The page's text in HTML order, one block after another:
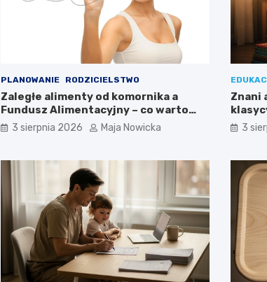
PLANOWANIE RODZICIELSTWO
Zaległe alimenty od komornika a
Fundusz Alimentacyjny – co warto
wiedzieć?
3 sierpnia 2026 Maja Nowicka
Znani
3